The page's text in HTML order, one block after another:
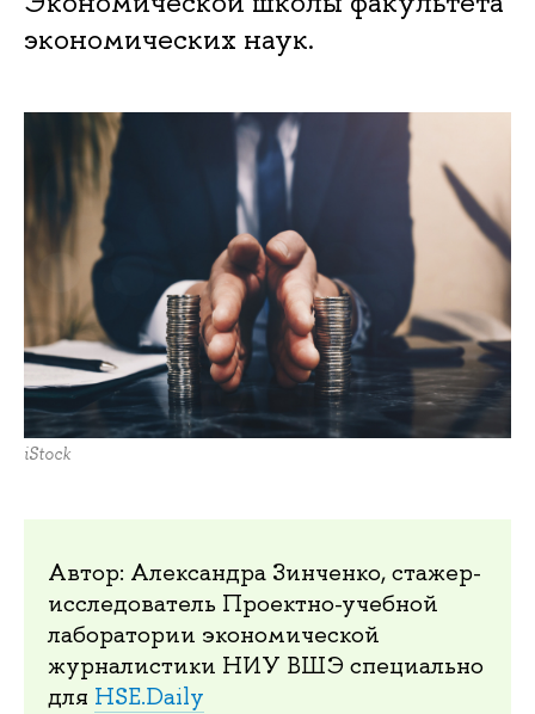
экономических наук.
iStock
Автор: Александра Зинченко, стажер-
исследователь Проектно-учебной
лаборатории экономической
журналистики НИУ ВШЭ специально
для HSE.Daily